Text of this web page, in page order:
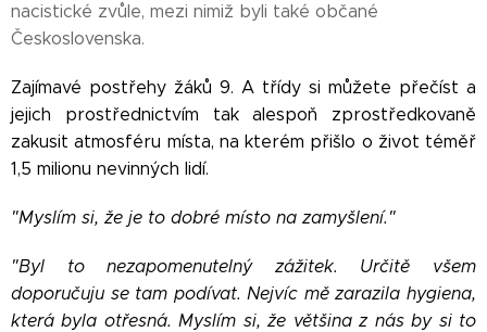
nacistické zvůle, mezi nimiž byli také občané
Československa.
Zajímavé postřehy žáků 9. A třídy si můžete přečíst a
jejich prostřednictvím tak alespoň zprostředkovaně
zakusit atmosféru místa, na kterém přišlo o život téměř
1,5 milionu nevinných lidí.
"Myslím si, že je to dobré místo na zamyšlení."
"Byl to nezapomenutelný zážitek. Určitě všem
doporučuju se tam podívat. Nejvíc mě zarazila hygiena,
která byla otřesná. Myslím si, že většina z nás by si to